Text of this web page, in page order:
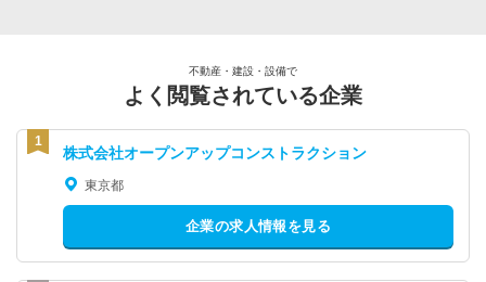
不動産・建設・設備で
よく閲覧されている企業
株式会社オープンアップコンストラクション
東京都
企業の求人情報を見る